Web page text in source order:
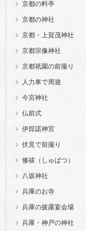
京都の料亭
京都の神社
京都・上賀茂神社
京都宗像神社
京都祇園の前撮り
人力車で周遊
今宮神社
仏前式
伊弉諾神宮
伏見で前撮り
修祓（しゅばつ）
八坂神社
兵庫のお寺
兵庫の披露宴会場
兵庫・神戸の神社